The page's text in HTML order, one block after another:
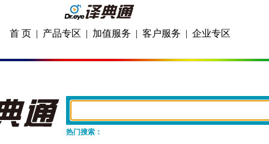
首 页 | 产品专区 | 加值服务 | 客户服务 | 企业专区
热门搜索：